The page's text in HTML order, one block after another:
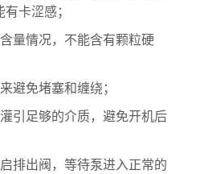
卡涩感；
量情况，不能含有颗粒硬
避免堵塞和缠绕；
引足够的介质，避免开机后
排出阀，等待泵进入正常的